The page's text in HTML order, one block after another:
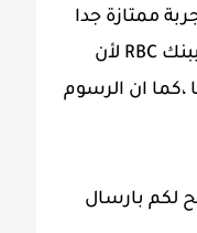
ممتازة جدا
من حيث السرعة وقلة التكاليف بل هي أفضل من بطاقة فيزا كارد الكندية الخاصة ببنك RBC لأن
،كما ان الرسوم
لكم بارسال